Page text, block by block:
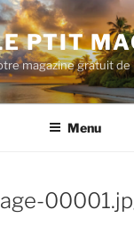
PTIT
magazine gratuit
Menu